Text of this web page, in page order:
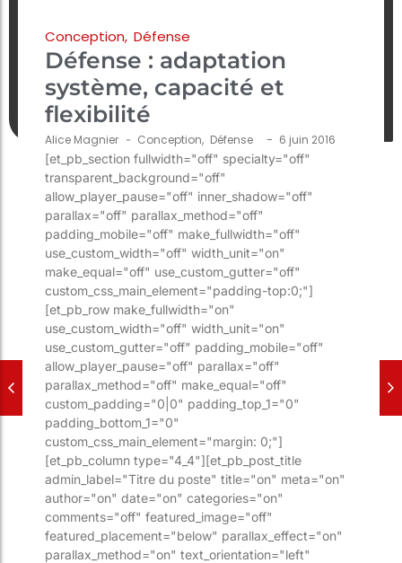
Conception, Défense
Défense : adaptation
système, capacité et
flexibilité
Alice Magnier - Conception, Défense - 6 juin 2016
[et_pb_section fullwidth="off" specialty="off"
transparent_background="off"
allow_player_pause="off" inner_shadow="off"
parallax="off" parallax_method="off"
padding_mobile="off" make_fullwidth="off"
use_custom_width="off" width_unit="on"
make_equal="off" use_custom_gutter="off"
custom_css_main_element="padding-top:0;"]
[et_pb_row make_fullwidth="on"
use_custom_width="off" width_unit="on"
use_custom_gutter="off" padding_mobile="off"
allow_player_pause="off" parallax="off"
parallax_method="off" make_equal="off"
custom_padding="0|0" padding_top_1="0"
padding_bottom_1="0"
custom_css_main_element="margin: 0;"]
[et_pb_column type="4_4"][et_pb_post_title
admin_label="Titre du poste" title="on" meta="on"
author="on" date="on" categories="on"
comments="off" featured_image="off"
featured_placement="below" parallax_effect="on"
parallax_method="on" text_orientation="left"